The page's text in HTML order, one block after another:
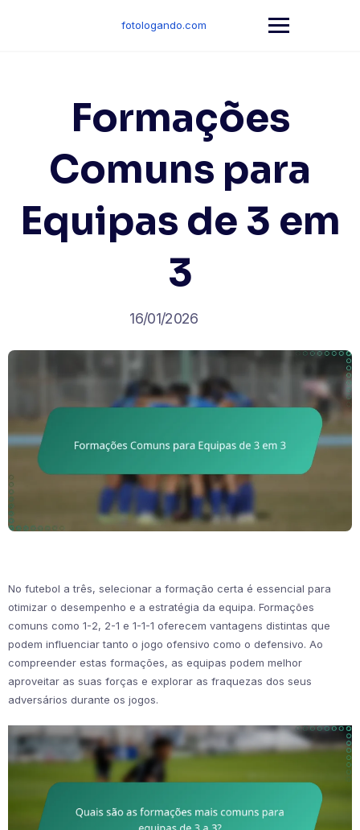
fotologando.com
Formações
Comuns para
Equipas de 3 em
3
16/01/2026
No futebol a três, selecionar a formação certa é essencial para
otimizar o desempenho e a estratégia da equipa. Formações
comuns como 1-2, 2-1 e 1-1-1 oferecem vantagens distintas que
podem influenciar tanto o jogo ofensivo como o defensivo. Ao
compreender estas formações, as equipas podem melhor
aproveitar as suas forças e explorar as fraquezas dos seus
adversários durante os jogos.